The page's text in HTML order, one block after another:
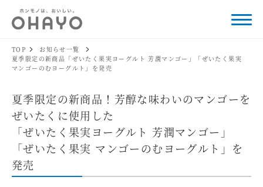
TOP
お知らせ一覧
夏季限定の新商品「ぜいたく果実ヨーグルト 芳潤マンゴー」「ぜいたく果実
マンゴーのむヨーグルト」を発売
夏季限定の新商品！芳醇な味わいのマンゴーを
ぜいたくに使用した
「ぜいたく果実ヨーグルト 芳潤マンゴー」
「ぜいたく果実 マンゴーのむヨーグルト」を
発売